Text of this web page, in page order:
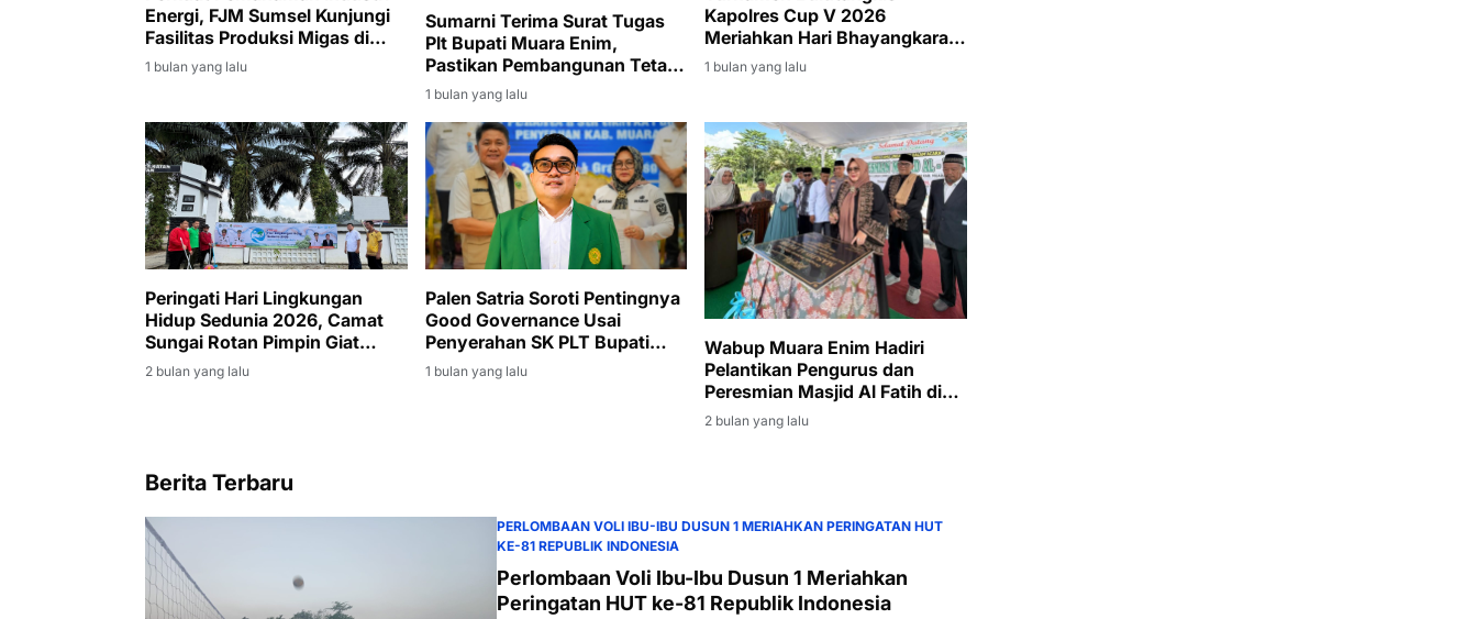
Energi, FJM Sumsel Kunjungi
Fasilitas Produksi Migas di
Muara Enim
1 bulan yang lalu
Sumarni Terima Surat Tugas
Plt Bupati Muara Enim,
Pastikan Pembangunan Tetap
Berjalan
1 bulan yang lalu
Kapolres Cup V 2026
Meriahkan Hari Bhayangkara
ke-80
1 bulan yang lalu
Peringati Hari Lingkungan
Hidup Sedunia 2026, Camat
Sungai Rotan Pimpin Giat
Jumat Bersih di Lingkungan
Kantor Kecamatan
2 bulan yang lalu
Palen Satria Soroti Pentingnya
Good Governance Usai
Penyerahan SK PLT Bupati
Muara Enim kepada Sumarni
1 bulan yang lalu
Wabup Muara Enim Hadiri
Pelantikan Pengurus dan
Peresmian Masjid Al Fatih di
Lubuk Ampelas
2 bulan yang lalu
Berita Terbaru
PERLOMBAAN VOLI IBU-IBU DUSUN 1 MERIAHKAN PERINGATAN HUT
KE-81 REPUBLIK INDONESIA
Perlombaan Voli Ibu-Ibu Dusun 1 Meriahkan
Peringatan HUT ke-81 Republik Indonesia